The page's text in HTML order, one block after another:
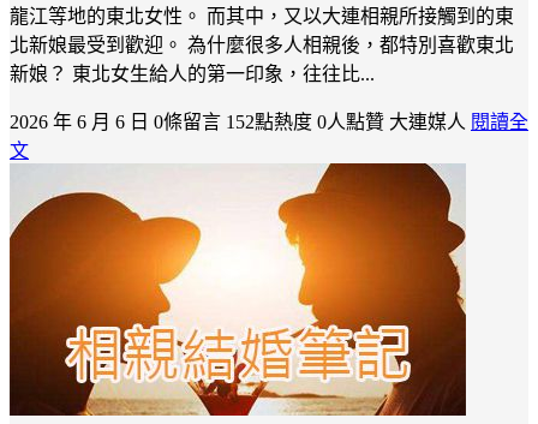
龍江等地的東北女性。 而其中，又以大連相親所接觸到的東
北新娘最受到歡迎。 為什麼很多人相親後，都特別喜歡東北
新娘？ 東北女生給人的第一印象，往往比...
2026 年 6 月 6 日 0條留言 152點熱度 0人點贊 大連媒人 閱讀全
文